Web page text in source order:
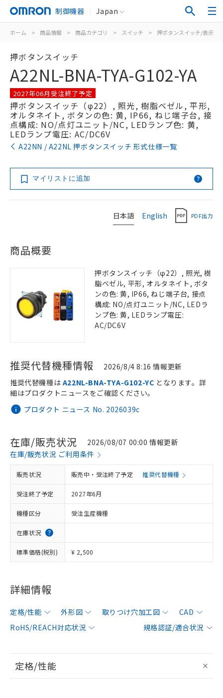
制御機器 Japan
ホーム > 商品情報 > 商品カテゴリ > スイッチ > 押ボタンスイッチ/表示灯
押ボタンスイッチ
A22NL-BNA-TYA-G102-YA
2027年06月受注終了予定
押ボタンスイッチ（φ22）, 照光, 樹脂ベゼル, 平形,
オルタネイト, ボタンの色: 黄, IP66, ねじ端子台, 接
点構成: NO/点灯ユニット/NC, LEDランプ色: 黄,
LEDランプ電圧: AC/DC6V
A22NN / A22NL 押ボタンスイッチ 形式仕様一覧
マイリストに追加
日本語 English PDF出力
商品概要
押ボタンスイッチ（φ22）, 照光, 樹
脂ベゼル, 平形, オルタネイト, ボタ
ンの色: 黄, IP66, ねじ端子台, 接点
構成: NO/点灯ユニット/NC, LEDラ
ンプ色: 黄, LEDランプ電圧:
AC/DC6V
推奨代替機種情報 2026/8/4 8:16 情報更新
プロダクト ニュース No. 2026039c
推奨代替機種は A22NL-BNA-TYA-G102-YC となります。詳
細はプロダクトニュースをご確認ください。
在庫/販売状況
2026/08/07 00:00 情報更新
在庫/販売状況 ご利用条件
販売状況 販売中・受注終了予定 推奨代替機種
受注終了予定 2027年6月
機種区分 受注生産機種
在庫状況
標準価格(税別) ¥ 2,500
詳細情報
定格/性能 外形図 取りつけ穴加工図
CAD
RoHS/REACH対応状況
規格認証/適合状況
定格/性能